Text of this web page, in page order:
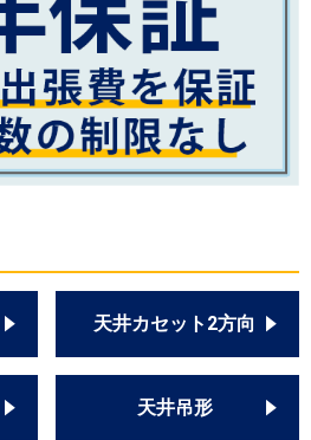
天井カセット2方向
天井吊形